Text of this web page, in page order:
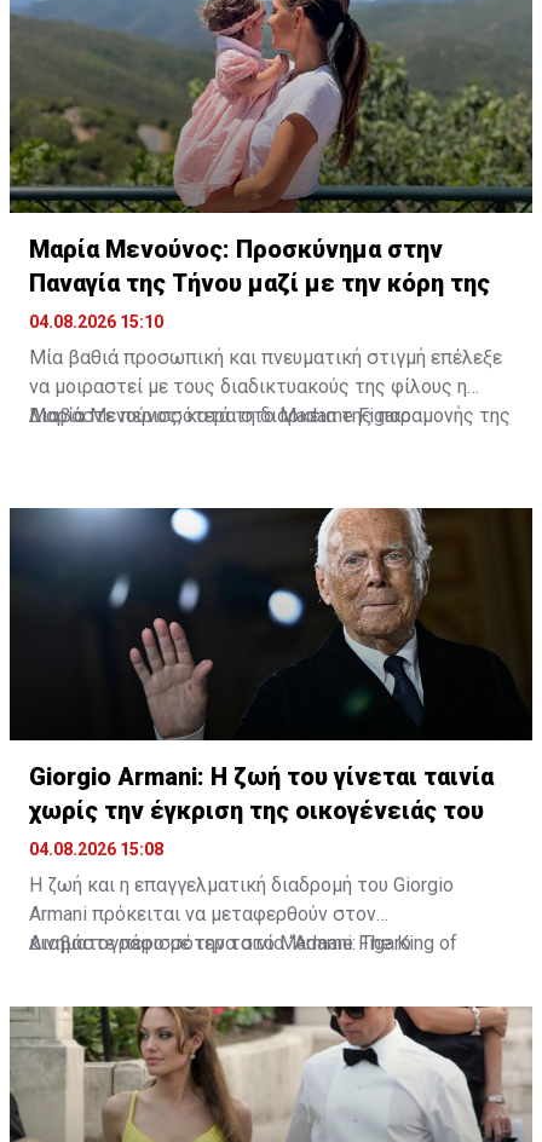
Μαρία Μενούνος: Προσκύνημα στην
Παναγία της Τήνου μαζί με την κόρη της
04.08.2026 15:10
Μία βαθιά προσωπική και πνευματική στιγμή επέλεξε
να μοιραστεί με τους διαδικτυακούς της φίλους η
Μαρία Μενούνος, κατά τη διάρκεια της παραμονής της
πλευρό της τη μικρή της κόρη, Αθηνά, σε ένα
προσκύνημα που, όπως αποκάλυψε, είχε ξεχωριστή
σημασία για την ίδια.
Διαβάστε περισσότερα στο Madame Figaro
Giorgio Armani: Η ζωή του γίνεται ταινία
χωρίς την έγκριση της οικογένειάς του
04.08.2026 15:08
Η ζωή και η επαγγελματική διαδρομή του Giorgio
Armani πρόκειται να μεταφερθούν στον
κινηματογράφο με την ταινία “Armani: The King of
August, δύο φορές νικητής του Χρυσού Φοίνικα στο
Φεστιβάλ των Καννών.
Διαβάστε περισσότερα στο Madame Figaro